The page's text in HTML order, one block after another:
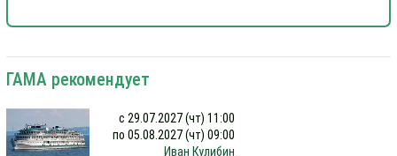
ГАМА рекомендует
с 29.07.2027 (чт) 11:00
по 05.08.2027 (чт) 09:00
Иван Кулибин